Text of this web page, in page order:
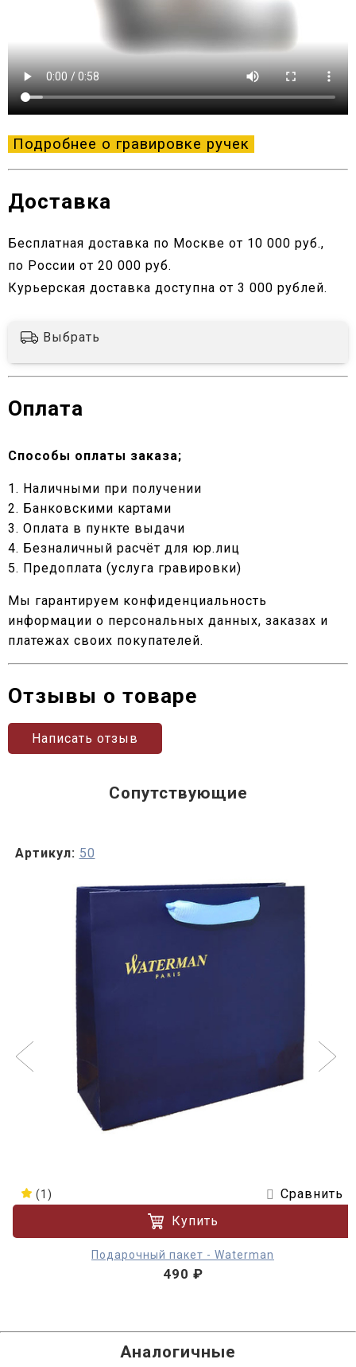
Подробнее о гравировке ручек
Доставка
Бесплатная доставка по Москве от 10 000 руб.,
по России от 20 000 руб.
Курьерская доставка доступна от 3 000 рублей.
Выбрать
Оплата
Способы оплаты заказа;
1. Наличными при получении
2. Банковскими картами
3. Оплата в пункте выдачи
4. Безналичный расчёт для юр.лиц
5. Предоплата (услуга гравировки)
Мы гарантируем конфиденциальность
информации о персональных данных, заказах и
платежах своих покупателей.
Отзывы о товаре
Написать отзыв
Сопутствующие
Артикул: 50
(1)
Сравнить
Купить
Подарочный пакет - Waterman
490 ₽
Аналогичные